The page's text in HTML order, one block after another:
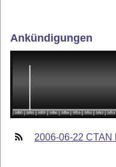
Ankündigungen
2006-06-22